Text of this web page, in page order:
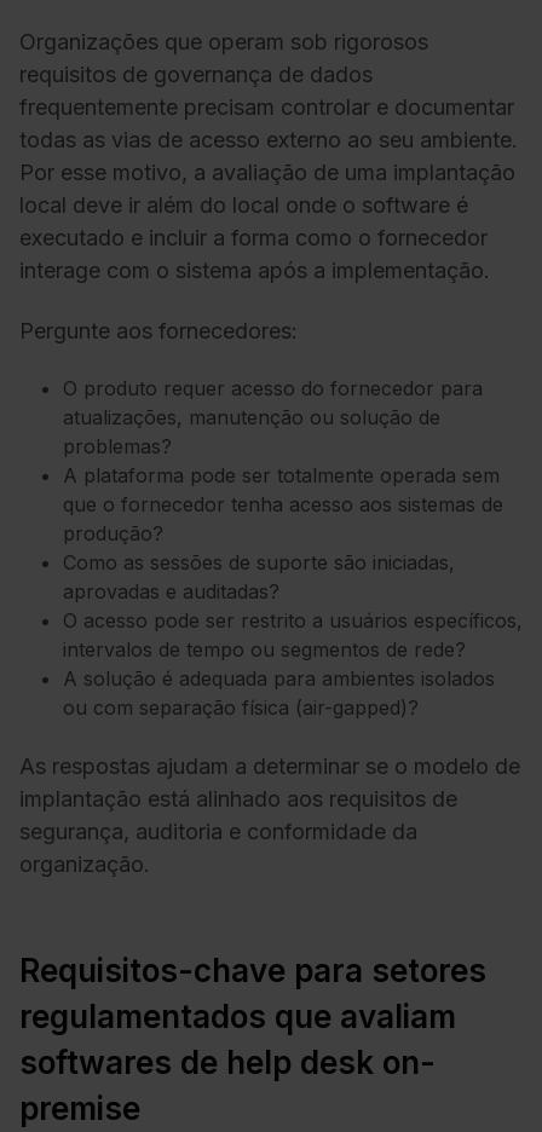
Organizações que operam sob rigorosos
requisitos de governança de dados
frequentemente precisam controlar e documentar
todas as vias de acesso externo ao seu ambiente.
Por esse motivo, a avaliação de uma implantação
local deve ir além do local onde o software é
executado e incluir a forma como o fornecedor
interage com o sistema após a implementação.
Pergunte aos fornecedores:
O produto requer acesso do fornecedor para
atualizações, manutenção ou solução de
problemas?
A plataforma pode ser totalmente operada sem
que o fornecedor tenha acesso aos sistemas de
produção?
Como as sessões de suporte são iniciadas,
aprovadas e auditadas?
O acesso pode ser restrito a usuários específicos,
intervalos de tempo ou segmentos de rede?
A solução é adequada para ambientes isolados
ou com separação física (air-gapped)?
As respostas ajudam a determinar se o modelo de
implantação está alinhado aos requisitos de
segurança, auditoria e conformidade da
organização.
Requisitos-chave para setores
regulamentados que avaliam
softwares de help desk on-
premise